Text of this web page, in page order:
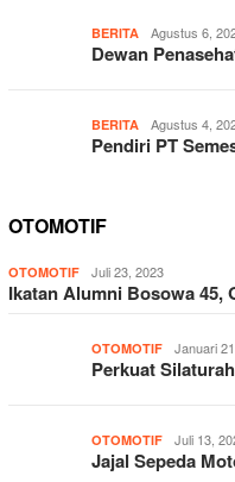
BERITA Agustus 6,
Dewan
BERITA Agustus 4,
Pendiri PT
OTOMOTIF
OTOMOTIF Juli 23, 2023
Ikatan Alumni Bosowa 45,
OTOMOTIF Januari
Perkuat
OTOMOTIF Juli 13,
Jajal Sepeda